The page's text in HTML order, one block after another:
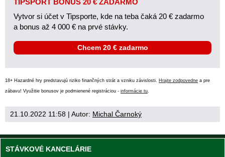
Vytvor si účet v Tipsporte, kde na teba čaká 20 € zadarmo
a bonus až 4 000 € na prvé stávky.
Chcem 20 € zadarmo
18+ Hazardné hry predstavujú riziko finančných strát a vzniku závislosti. Hrajte zodpovedne a pre
zábavu! Využitie bonusov je podmienené registráciou - informácie tu.
21.10.2022 11:58 | Autor: Michal Čarnoký
STÁVKOVÉ KANCELÁRIE